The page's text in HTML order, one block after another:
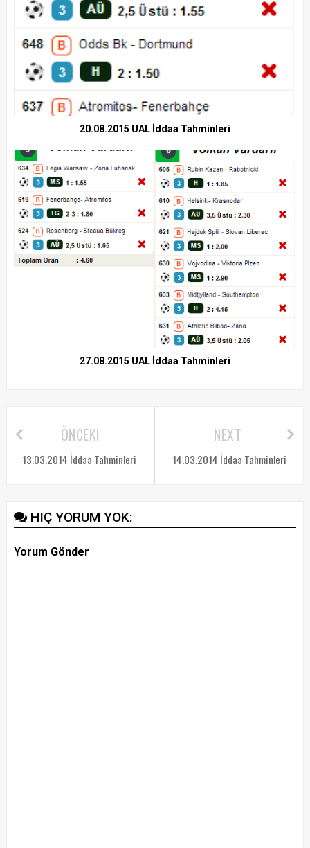
20.08.2015 UAL İddaa Tahminleri
27.08.2015 UAL İddaa Tahminleri
NEXT
14.03.2014 İddaa Tahminleri
ÖNCEKI
13.03.2014 İddaa Tahminleri
HIÇ YORUM YOK:
Yorum Gönder